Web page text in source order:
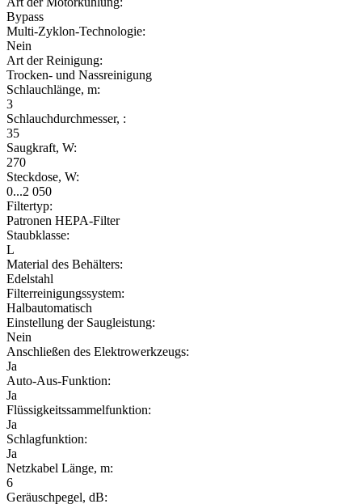
Bypass
Multi-Zyklon-Technologie:
Nein
Art der Reinigung:
Trocken- und Nassreinigung
Schlauchlänge, m:
3
Schlauchdurchmesser, :
35
Saugkraft, W:
270
Steckdose, W:
0...2 050
Filtertyp:
Patronen HEPA-Filter
Staubklasse:
L
Material des Behälters:
Edelstahl
Filterreinigungssystem:
Halbautomatisch
Einstellung der Saugleistung:
Nein
Anschließen des Elektrowerkzeugs:
Ja
Auto-Aus-Funktion:
Ja
Flüssigkeitssammelfunktion:
Ja
Schlagfunktion:
Ja
Netzkabel Länge, m:
6
Geräuschpegel, dB: